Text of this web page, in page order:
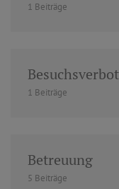
1 Beiträge
Besuchsverbot
1 Beiträge
Betreuung
5 Beiträge